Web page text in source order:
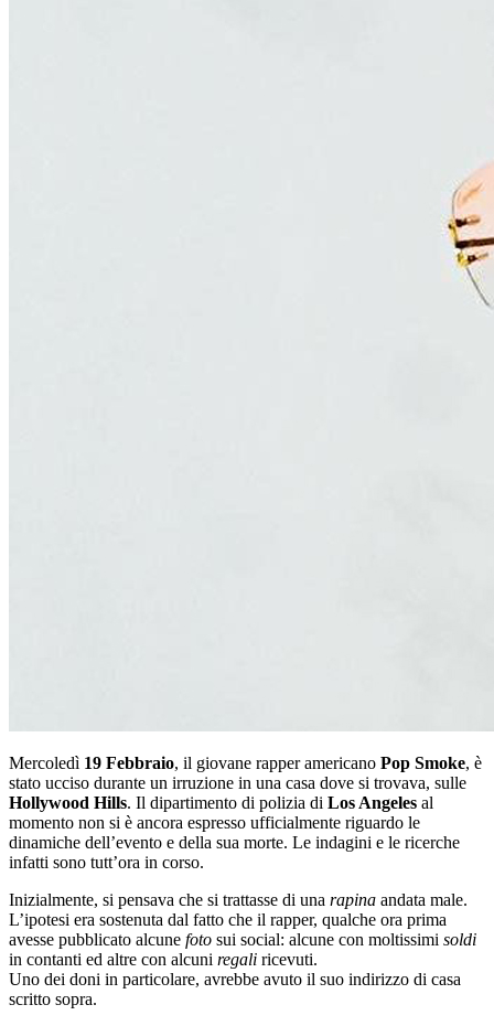
Mercoledì 19 Febbraio, il giovane rapper americano Pop Smoke, è
stato ucciso durante un irruzione in una casa dove si trovava, sulle
Hollywood Hills. Il dipartimento di polizia di Los Angeles al
momento non si è ancora espresso ufficialmente riguardo le
dinamiche dell’evento e della sua morte. Le indagini e le ricerche
infatti sono tutt’ora in corso.
Inizialmente, si pensava che si trattasse di una rapina andata male.
L’ipotesi era sostenuta dal fatto che il rapper, qualche ora prima
avesse pubblicato alcune foto sui social: alcune con moltissimi soldi
in contanti ed altre con alcuni regali ricevuti.
Uno dei doni in particolare, avrebbe avuto il suo indirizzo di casa
scritto sopra.